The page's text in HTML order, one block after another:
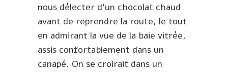
nous délecter d’un chocolat chaud
avant de reprendre la route, le tout
en admirant la vue de la baie vitrée,
assis confortablement dans un
canapé. On se croirait dans un